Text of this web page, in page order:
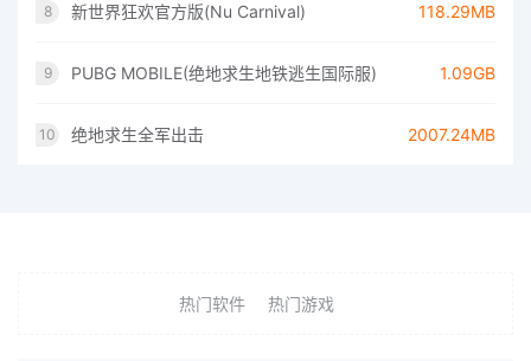
8 新世界狂欢官方版(Nu Carnival) 118.29MB
9 PUBG MOBILE(绝地求生地铁逃生国际服) 1.09GB
10 绝地求生全军出击 2007.24MB
热门软件 热门游戏